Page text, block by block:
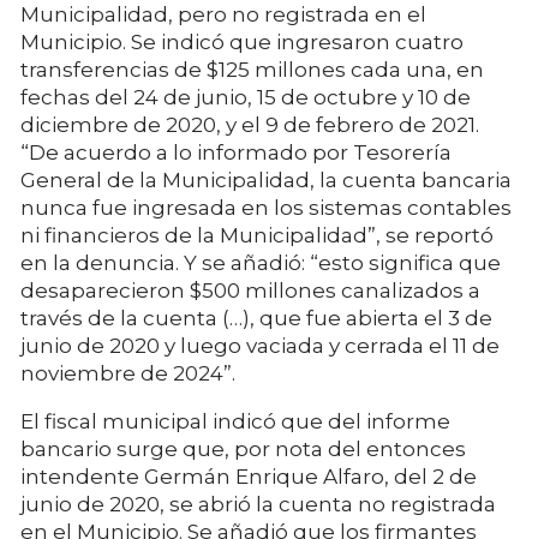
Municipalidad, pero no registrada en el
Municipio. Se indicó que ingresaron cuatro
transferencias de $125 millones cada una, en
fechas del 24 de junio, 15 de octubre y 10 de
diciembre de 2020, y el 9 de febrero de 2021.
“De acuerdo a lo informado por Tesorería
General de la Municipalidad, la cuenta bancaria
nunca fue ingresada en los sistemas contables
ni financieros de la Municipalidad”, se reportó
en la denuncia. Y se añadió: “esto significa que
desaparecieron $500 millones canalizados a
través de la cuenta (…), que fue abierta el 3 de
junio de 2020 y luego vaciada y cerrada el 11 de
noviembre de 2024”.
El fiscal municipal indicó que del informe
bancario surge que, por nota del entonces
intendente Germán Enrique Alfaro, del 2 de
junio de 2020, se abrió la cuenta no registrada
en el Municipio. Se añadió que los firmantes